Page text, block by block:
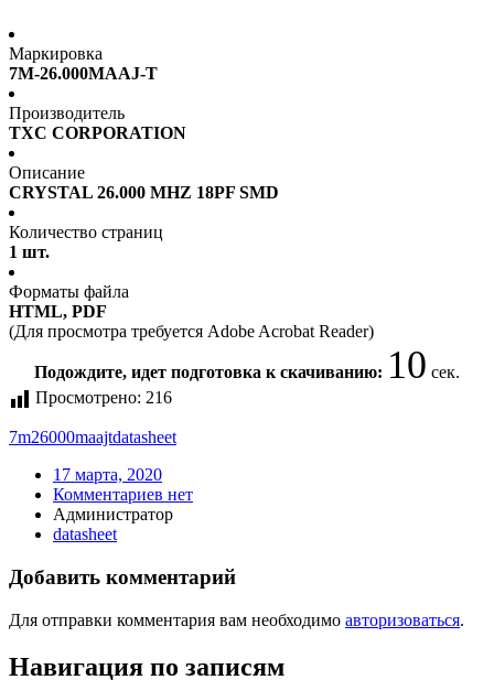
Маркировка
7M-26.000MAAJ-T
Производитель
TXC CORPORATION
Описание
CRYSTAL 26.000 MHZ 18PF SMD
Количество страниц
1 шт.
Форматы файла
HTML, PDF
(Для просмотра требуется Adobe Acrobat Reader)
Подождите, идет подготовка к скачиванию: 10 сек.
Просмотрено: 216
7m26000maajtdatasheet
17 марта, 2020
Комментариев нет
Администратор
datasheet
Добавить комментарий
Для отправки комментария вам необходимо авторизоваться.
Навигация по записям